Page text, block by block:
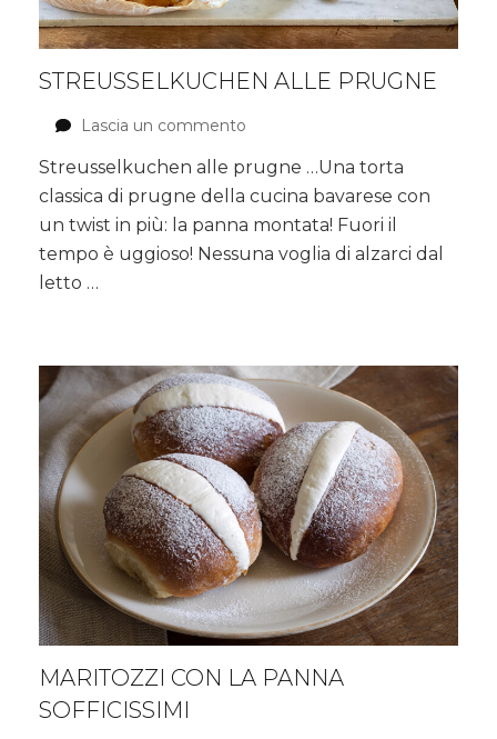
STREUSSELKUCHEN ALLE PRUGNE
Lascia un commento
alle
prugne
Streusselkuchen alle prugne …Una torta
classica di prugne della cucina bavarese con
un twist in più: la panna montata! Fuori il
tempo è uggioso! Nessuna voglia di alzarci dal
letto …
MARITOZZI CON LA PANNA
SOFFICISSIMI